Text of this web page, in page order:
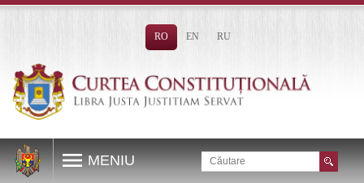
RO EN RU
MENIU